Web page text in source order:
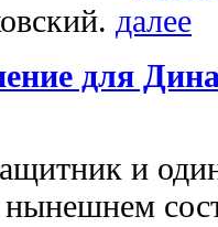
для
и
нынешнем